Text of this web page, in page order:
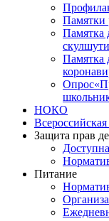
Памятки
Памятка
Памятка
НОКО
Защита прав
Питание